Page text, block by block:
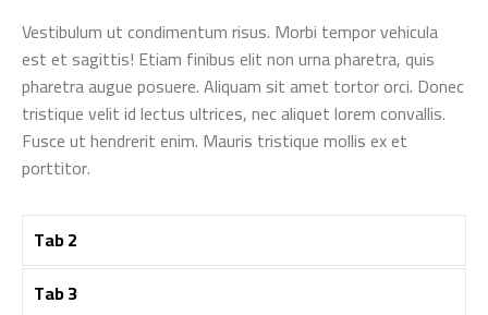
Vestibulum ut condimentum risus. Morbi tempor vehicula
est et sagittis! Etiam finibus elit non urna pharetra, quis
pharetra augue posuere. Aliquam sit amet tortor orci. Donec
tristique velit id lectus ultrices, nec aliquet lorem convallis.
Fusce ut hendrerit enim. Mauris tristique mollis ex et
porttitor.
Tab 2
Tab 3